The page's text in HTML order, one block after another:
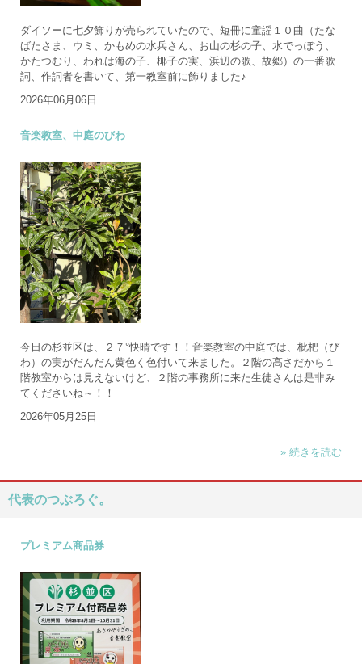
ダイソーに七夕飾りが売られていたので、短冊に童謡１０曲（たな
ばたさま、ウミ、かもめの水兵さん、お山の杉の子、水でっぽう、
かたつむり、われは海の子、椰子の実、浜辺の歌、故郷）の一番歌
詞、作詞者を書いて、第一教室前に飾りました♪
2026年06月06日
音楽教室、中庭のびわ
今日の杉並区は、２７°快晴です！！音楽教室の中庭では、枇杷（び
わ）の実がだんだん黄色く色付いて来ました。２階の高さだから１
階教室からは見えないけど、２階の事務所に来た生徒さんは是非み
てくださいね～！！
2026年05月25日
» 続きを読む
代表のつぶろぐ。
プレミアム商品券